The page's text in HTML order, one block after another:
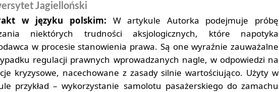
Jagielloński
w języku polskim: W artykule Autorka podejmuje próbę
niektórych trudności aksjologicznych, które napotyka
w procesie stanowienia prawa. Są one wyraźnie zauważalne
regulacji prawnych wprowadzanych nagle, w odpowiedzi na
kryzysowe, nacechowane z zasady silnie wartościująco. Użyty w
przykład – wykorzystanie samolotu pasażerskiego do zamachu